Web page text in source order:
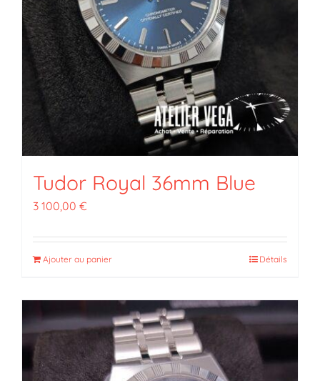
Tudor Royal 36mm Blue
3 100,00 €
Ajouter au panier Détails